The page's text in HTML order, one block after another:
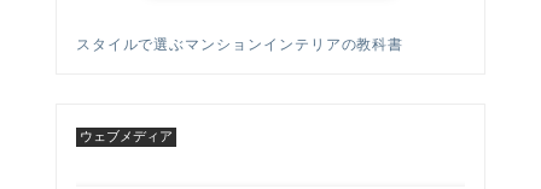
スタイルで選ぶマンションインテリアの教科書
ウェブメディア